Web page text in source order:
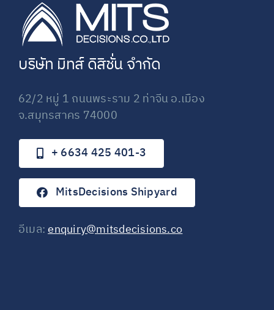
บริษัท มิทส์ดิสิชั่นจำกัด
62/2 หมู่ 1 ถนนพระราม 2 ท่าจีน อ.เมือง
จ.สมุทรสาคร 74000
+ 6634 425 401-3
MitsDecisions Shipyard
อีเมล:enquiry@mitsdecisions.co